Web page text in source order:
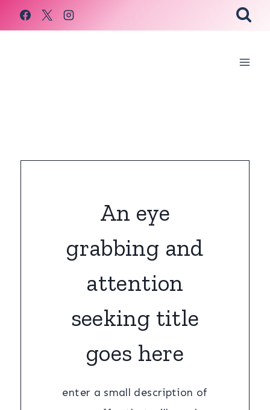
Skip
to
An eye
grabbing and
attention
seeking title
goes here
enter a small description of